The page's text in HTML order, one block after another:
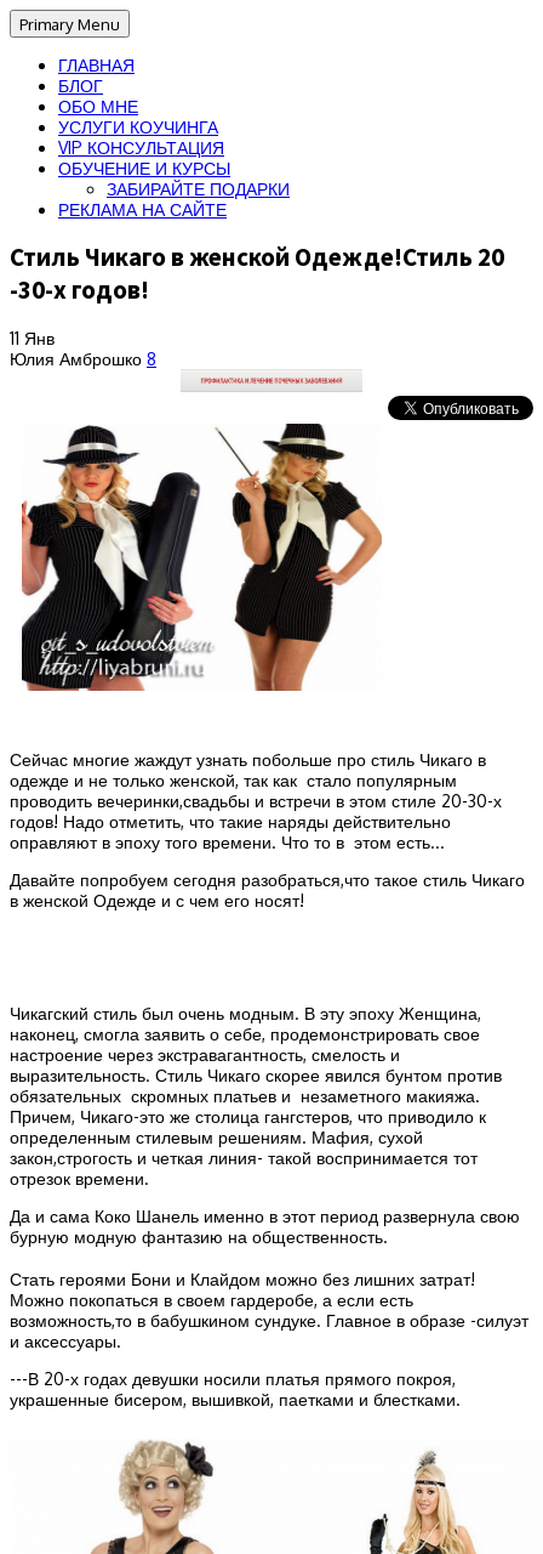
Primary Menu
ГЛАВНАЯ
БЛОГ
ОБО МНЕ
УСЛУГИ КОУЧИНГА
VIP КОНСУЛЬТАЦИЯ
ОБУЧЕНИЕ И КУРСЫ
ЗАБИРАЙТЕ ПОДАРКИ
РЕКЛАМА НА САЙТЕ
Стиль Чикаго в женской Одежде!Стиль 20
-30-х годов!
11 Янв
Юлия Амброшко 8
Сейчас многие жаждут узнать побольше про стиль Чикаго в
одежде и не только женской, так как стало популярным
проводить вечеринки,свадьбы и встречи в этом стиле 20-30-х
годов! Надо отметить, что такие наряды действительно
оправляют в эпоху того времени. Что то в этом есть...
Давайте попробуем сегодня разобраться,что такое стиль Чикаго
в женской Одежде и с чем его носят!
Чикагский стиль был очень модным. В эту эпоху Женщина,
наконец, смогла заявить о себе, продемонстрировать свое
настроение через экстравагантность, смелость и
выразительность. Стиль Чикаго скорее явился бунтом против
обязательных скромных платьев и незаметного макияжа.
Причем, Чикаго-это же столица гангстеров, что приводило к
определенным стилевым решениям. Мафия, сухой
закон,строгость и четкая линия- такой воспринимается тот
отрезок времени.
Да и сама Коко Шанель именно в этот период развернула свою
бурную модную фантазию на общественность.
Стать героями Бони и Клайдом можно без лишних затрат!
Можно покопаться в своем гардеробе, а если есть
возможность,то в бабушкином сундуке. Главное в образе -силуэт
и аксессуары.
---В 20-х годах девушки носили платья прямого покроя,
украшенные бисером, вышивкой, паетками и блестками.